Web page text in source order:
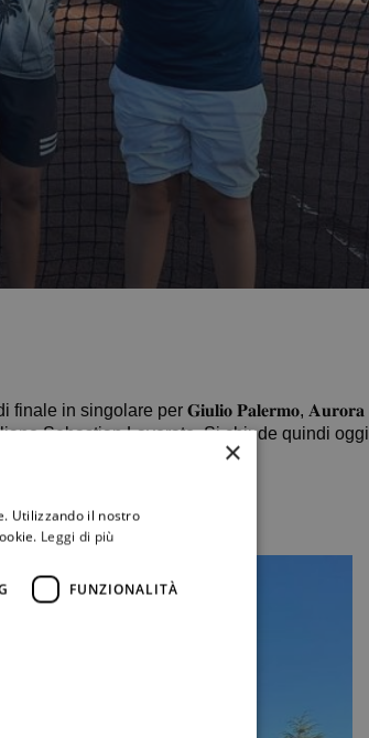
in singolare per 𝐆𝐢𝐮𝐥𝐢𝐨 𝐏𝐚𝐥𝐞𝐫𝐦𝐨, 𝐀𝐮𝐫𝐨𝐫𝐚
Sebastian Lavorato. Si chiude quindi oggi
×
Utilizzando il nostro
Leggi di più
FUNZIONALITÀ